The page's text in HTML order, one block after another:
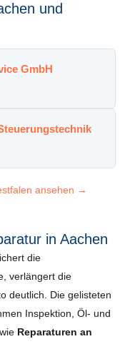
und
GmbH
ansehen →
in Aachen
die
verlängert die
deutlich. Die gelisteten
Inspektion, Öl- und
Reparaturen an